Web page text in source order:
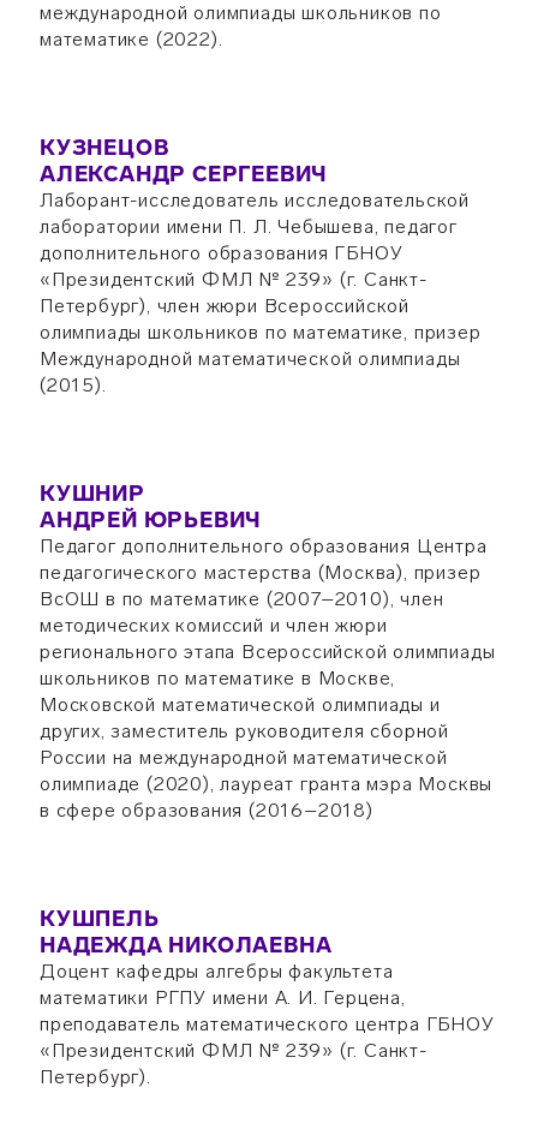
международной олимпиады школьников по
математике (2022).
КУЗНЕЦОВ
АЛЕКСАНДР СЕРГЕЕВИЧ
Лаборант-исследователь исследовательской
лаборатории имени П. Л. Чебышева, педагог
дополнительного образования ГБНОУ
«Президентский ФМЛ № 239» (г. Санкт-
Петербург), член жюри Всероссийской
олимпиады школьников по математике, призер
Международной математической олимпиады
(2015).
КУШНИР
АНДРЕЙ ЮРЬЕВИЧ
Педагог дополнительного образования Центра
педагогического мастерства (Москва), призер
ВсОШ в по математике (2007–2010), член
методических комиссий и член жюри
регионального этапа Всероссийской олимпиады
школьников по математике в Москве,
Московской математической олимпиады и
других, заместитель руководителя сборной
России на международной математической
олимпиаде (2020), лауреат гранта мэра Москвы
в сфере образования (2016–2018)
КУШПЕЛЬ
НАДЕЖДА НИКОЛАЕВНА
Доцент кафедры алгебры факультета
математики РГПУ имени А. И. Герцена,
преподаватель математического центра ГБНОУ
«Президентский ФМЛ № 239» (г. Санкт-
Петербург).